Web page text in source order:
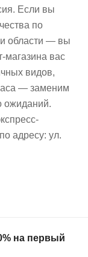
Если вы
по
и области — вы
магазина вас
видов,
— заменим
ожиданий.
адресу: ул.
на первый